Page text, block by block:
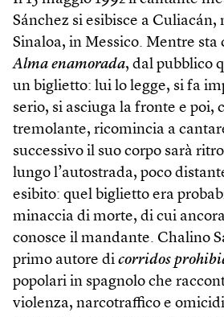
Sánchez si esibisce a Culiacán,
Sinaloa, in Messico. Mentre sta
Alma enamorada, dal pubblico
un biglietto: lui lo legge, si fa
serio, si asciuga la fronte e poi,
tremolante, ricomincia a
successivo il suo corpo sarà
lungo l’autostrada, poco
esibito: quel biglietto era
minaccia di morte, di cui
conosce il mandante. Chalino
primo autore di corridos
popolari in spagnolo che
violenza, narcotraffico e